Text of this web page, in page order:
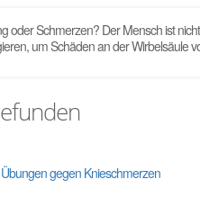
oder Schmerzen? Der Mensch ist
um Schäden an der Wirbelsäule
gegen Knieschmerzen